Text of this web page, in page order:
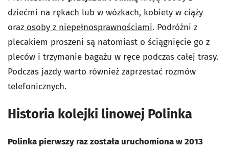
dziećmi na rękach lub w wózkach, kobiety w ciąży
oraz osoby z niepełnosprawnościami. Podróżni z
plecakiem proszeni są natomiast o ściągnięcie go z
pleców i trzymanie bagażu w ręce podczas całej trasy.
Podczas jazdy warto również zaprzestać rozmów
telefonicznych.
Historia kolejki linowej Polinka
Polinka pierwszy raz została uruchomiona w 2013